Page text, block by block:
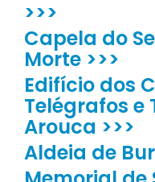
>>>
Capela do
Morte >>>
Edifício dos
Telégrafos e
Arouca >>>
Aldeia de